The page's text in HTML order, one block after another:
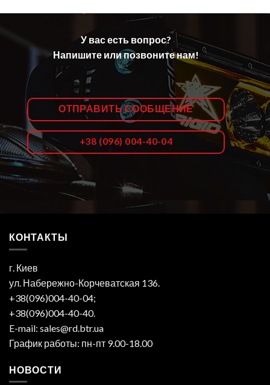
У вас есть вопрос?
Напишите или позвоните нам!
ОТПРАВИТЬ СООБЩЕНИЕ
+38 (096) 004-40-04
КОНТАКТЫ
г. Киев
ул. Набережно-Корчеватская 136.
+38(096)004-40-04;
+38(096)004-40-40.
E-mail: sales@rd.btr.ua
График работы: пн-пт 9.00-18.00
НОВОСТИ